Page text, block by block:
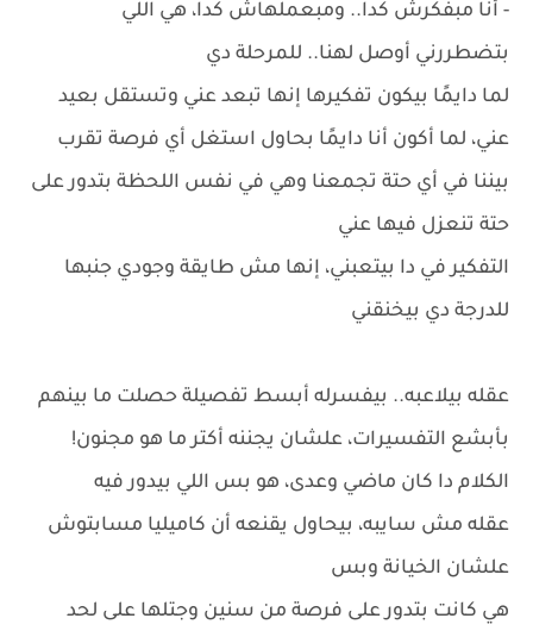
- أنا مبفكرش كدا.. ومبعملهاش كدا، هي اللي
بتضطررني أوصل لهنا.. للمرحلة دي
لما دايمًا بيكون تفكيرها إنها تبعد عني وتستقل بعيد
عني، لما أكون أنا دايمًا بحاول استغل أي فرصة تقرب
بيننا في أي حتة تجمعنا وهي في نفس اللحظة بتدور على
حتة تنعزل فيها عني
التفكير في دا بيتعبني، إنها مش طايقة وجودي جنبها
للدرجة دي بيخنقني
عقله بيلاعبه.. بيفسرله أبسط تفصيلة حصلت ما بينهم
بأبشع التفسيرات، علشان يجننه أكتر ما هو مجنون!
الكلام دا كان ماضي وعدى، هو بس اللي بيدور فيه
عقله مش سايبه، بيحاول يقنعه أن كاميليا مسابتوش
علشان الخيانة وبس
هي كانت بتدور على فرصة من سنين وجتلها على لحد